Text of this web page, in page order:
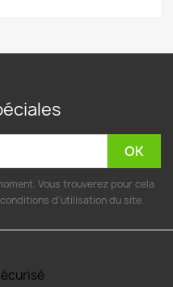
Vous trouverez pour cela
d'utilisation du site.